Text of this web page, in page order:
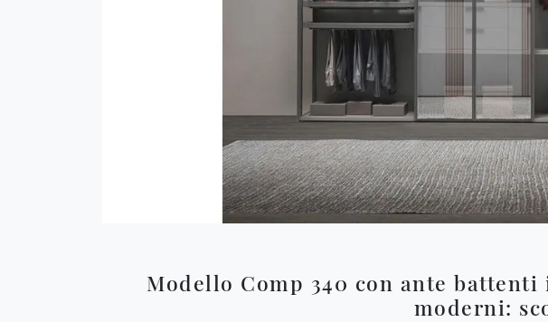
Modello Comp 340 con ante
moderni: